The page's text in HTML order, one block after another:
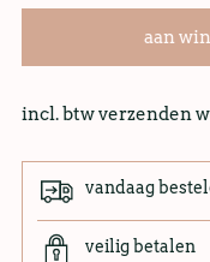
aan
incl. btw verzenden
vandaag
veilig betalen